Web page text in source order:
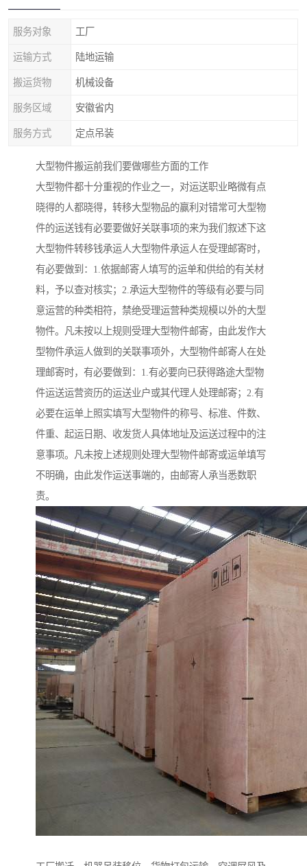
服务对象 工厂
运输方式 陆地运输
搬运货物 机械设备
服务区域 安徽省内
服务方式 定点吊装
大型物件搬运前我们要做哪些方面的工作
大型物件都十分重视的作业之一，对运送职业略微有点
晓得的人都晓得，转移大型物品的赢利对错常可大型物
件的运送钱有必要要做好关联事项的来为我们叙述下这
大型物件转移钱承运人大型物件承运人在受理邮寄时，
有必要做到：1.依据邮寄人填写的运单和供给的有关材
料，予以查对核实；2.承运大型物件的等级有必要与同
意运营的种类相符，禁绝受理运营种类规模以外的大型
物件。凡未按以上规则受理大型物件邮寄，由此发作大
型物件承运人做到的关联事项外，大型物件邮寄人在处
理邮寄时，有必要做到：1.有必要向已获得路途大型物
件运送运营资历的运送业户或其代理人处理邮寄；2.有
必要在运单上照实填写大型物件的称号、标准、件数、
件重、起运日期、收发货人具体地址及运送过程中的注
意事项。凡未按上述规则处理大型物件邮寄或运单填写
不明确，由此发作运送事端的，由邮寄人承当悉数职
责。